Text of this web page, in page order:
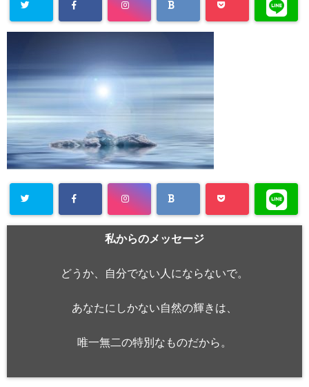
私からのメッセージ
どうか、自分でない人にならないで。
あなたにしかない自然の輝きは、
唯一無二の特別なものだから。